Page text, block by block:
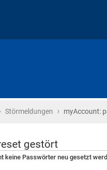
Störmeldungen › myAccount:
gestört
keine Passwörter neu gesetzt